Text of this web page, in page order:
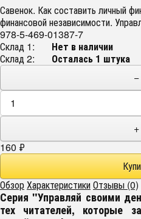
Савенок. Как составить личный
финансовой независимости.
978-5-469-01387-7
Склад 1:
Нет в наличии
Склад 2:
Осталась 1 штука
−
+
160 ₽
ОбзорХарактеристикиОтзывы (0)
Серия "Управляй своими
тех читателей, которые